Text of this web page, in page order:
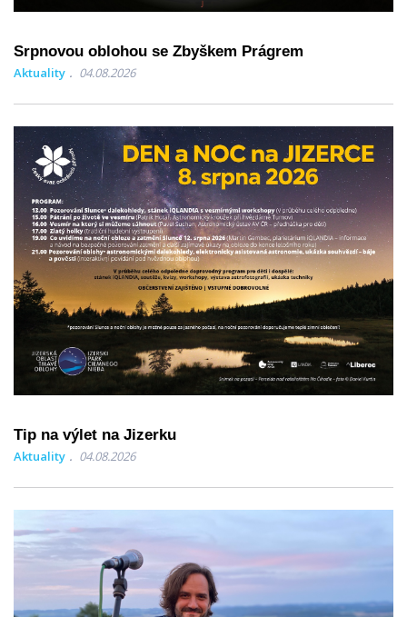
Srpnovou oblohou se Zbyškem Prágrem
Aktuality 04.08.2026
Tip na výlet na Jizerku
Aktuality 04.08.2026